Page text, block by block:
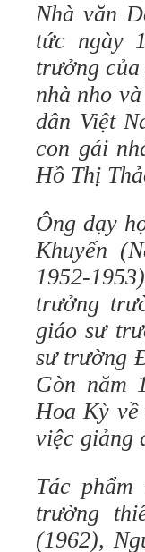
Nhà văn
tức ngày
trưởng
nhà nho
dân Việt
con gái
Hồ Thị
Ông dạy
Khuyến
1952-
trưởng
giáo sư
sư trường
Gòn năm
Hoa Kỳ
việc giảng
Tác
trường
(1962),